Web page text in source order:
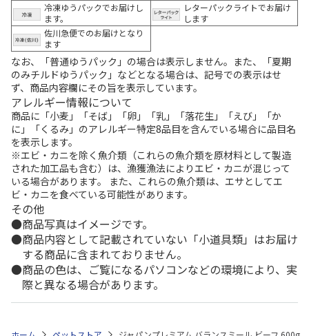
冷凍ゆうパックでお届けし
ます。
レターパックライトでお届け
します
佐川急便でのお届けとなり
ます
なお、「普通ゆうパック」の場合は表示しません。また、「夏期
のみチルドゆうパック」などとなる場合は、記号での表示はせ
ず、商品内容欄にその旨を表示しています。
アレルギー情報について
商品に「小麦」「そば」「卵」「乳」「落花生」「えび」「か
に」「くるみ」のアレルギー特定8品目を含んでいる場合に品目名
を表示します。
※エビ・カニを除く魚介類（これらの魚介類を原材料として製造
された加工品も含む）は、漁獲漁法によりエビ・カニが混じって
いる場合があります。 また、これらの魚介類は、エサとしてエ
ビ・カニを食べている可能性があります。
その他
商品写真はイメージです。
商品内容として記載されていない「小道具類」はお届け
する商品に含まれておりません。
商品の色は、ご覧になるパソコンなどの環境により、実
際と異なる場合があります。